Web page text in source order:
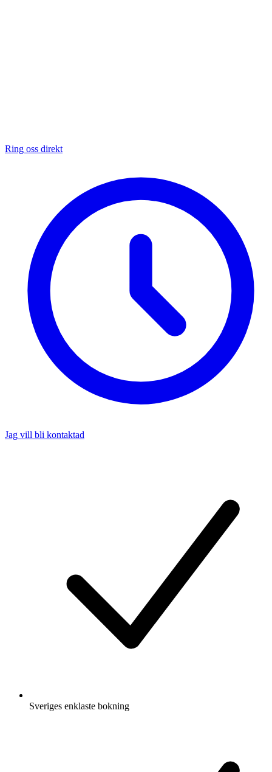
Ring oss direkt
Jag vill bli kontaktad
Sveriges enklaste bokning